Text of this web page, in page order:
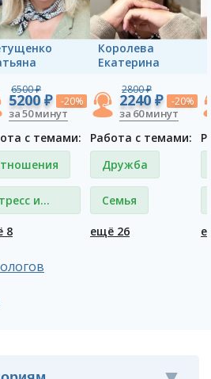
6500 ₽
5200 ₽ -20%
за 50 минут
с темами:
и
8
Королева
Екатерина
2800 ₽
2240 ₽ -20%
за 60 минут
Работа с темами:
Дружба
Семья
ещё 26